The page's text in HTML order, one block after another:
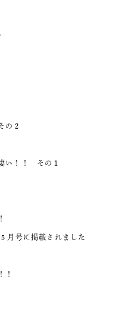
の２
い！！ その１
月号に掲載されました
！